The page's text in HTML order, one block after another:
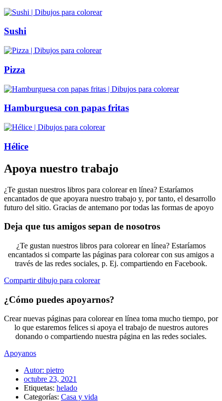
Sushi
Pizza
Hamburguesa con papas fritas
Hélice
Apoya nuestro trabajo
¿Te gustan nuestros libros para colorear en línea? Estaríamos
encantados de que apoyara nuestro trabajo y, por tanto, el desarrollo
futuro del sitio. Gracias de antemano por todas las formas de apoyo
Deja que tus amigos sepan de nosotros
¿Te gustan nuestros libros para colorear en línea? Estaríamos
encantados si comparte las páginas para colorear con sus amigos a
través de las redes sociales, p. Ej. compartiendo en Facebook.
Compartir dibujo para colorear
¿Cómo puedes apoyarnos?
Crear nuevas páginas para colorear en línea toma mucho tiempo, por
lo que estaremos felices si apoya el trabajo de nuestros autores
donando o compartiendo nuestra página en las redes sociales.
Apoyanos
Autor: pietro
octubre 23, 2021
Etiquetas: helado
Categorías: Casa y vida